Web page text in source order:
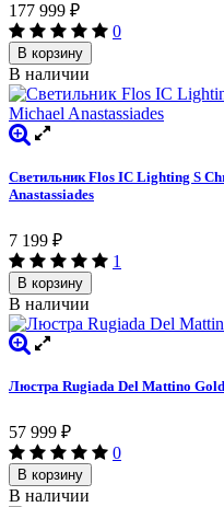
177 999 ₽
0
В корзину
В наличии
Светильник Flos IC Lighting S
Anastassiades
7 199 ₽
1
В корзину
В наличии
Люстра Rugiada Del Mattino Gold
57 999 ₽
0
В корзину
В наличии